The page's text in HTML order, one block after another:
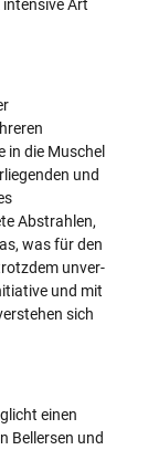
intensive Art
in die Muschel
und
Abstrahlen,
was für den
unver-
und mit
sich
einen
Bellersen und